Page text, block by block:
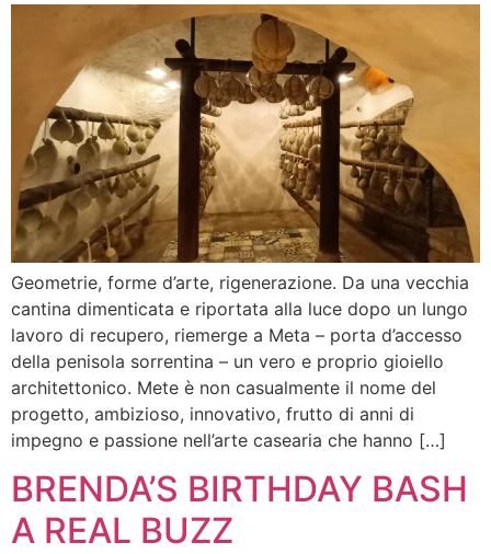
Geometrie, forme d’arte, rigenerazione. Da una vecchia
cantina dimenticata e riportata alla luce dopo un lungo
lavoro di recupero, riemerge a Meta – porta d’accesso
della penisola sorrentina – un vero e proprio gioiello
architettonico. Mete è non casualmente il nome del
progetto, ambizioso, innovativo, frutto di anni di
impegno e passione nell’arte casearia che hanno […]
BRENDA’S BIRTHDAY BASH
A REAL BUZZ